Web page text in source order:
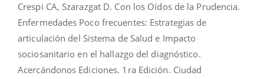
Crespi CA, Szarazgat D. Con los Oídos de la Prudencia.
Enfermedades Poco frecuentes: Estrategias de
articulación del Sistema de Salud e Impacto
sociosanitario en el hallazgo del diagnóstico.
Acercándonos Ediciones. 1ra Edición. Ciudad